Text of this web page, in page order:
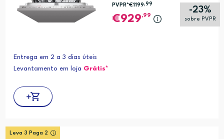
-23%
sobre PVPR
PVPR*€1199,99
929,99
Entrega em 2 a 3 dias úteis
Levantamento em loja Grátis*
Leva 3 Paga 2